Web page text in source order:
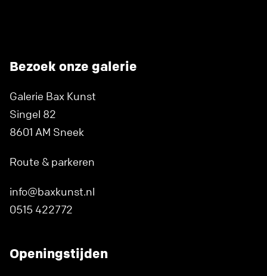
Bezoek onze galerie
Galerie Bax Kunst
Singel 82
8601 AM Sneek
Route & parkeren
info@baxkunst.nl
0515 422772
Openingstijden